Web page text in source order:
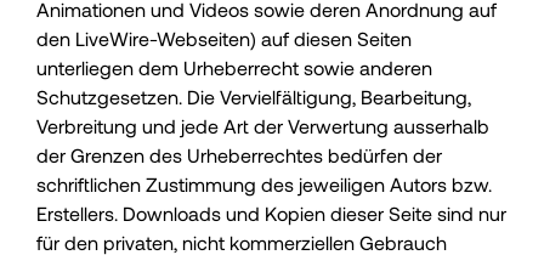
Animationen und Videos sowie deren Anordnung auf
den LiveWire-Webseiten) auf diesen Seiten
unterliegen dem Urheberrecht sowie anderen
Schutzgesetzen. Die Vervielfältigung, Bearbeitung,
Verbreitung und jede Art der Verwertung ausserhalb
der Grenzen des Urheberrechtes bedürfen der
schriftlichen Zustimmung des jeweiligen Autors bzw.
Erstellers. Downloads und Kopien dieser Seite sind nur
für den privaten, nicht kommerziellen Gebrauch